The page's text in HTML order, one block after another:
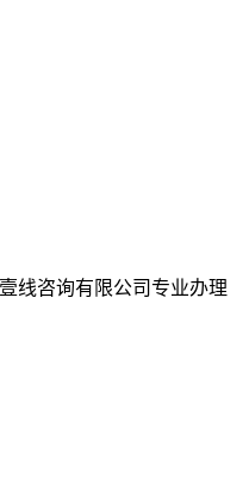
线咨询有限公司专业办理